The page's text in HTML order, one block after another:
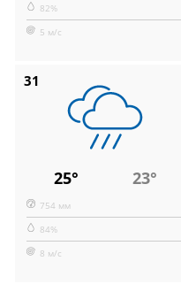
82%
5 м/с
31
25° 23°
754 мм
84%
8 м/с